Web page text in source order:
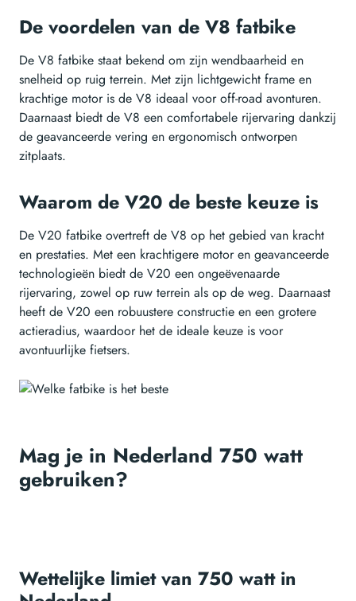
De voordelen van de V8 fatbike
De V8 fatbike staat bekend om zijn wendbaarheid en
snelheid op ruig terrein. Met zijn lichtgewicht frame en
krachtige motor is de V8 ideaal voor off-road avonturen.
Daarnaast biedt de V8 een comfortabele rijervaring dankzij
de geavanceerde vering en ergonomisch ontworpen
zitplaats.
Waarom de V20 de beste keuze is
De V20 fatbike overtreft de V8 op het gebied van kracht
en prestaties. Met een krachtigere motor en geavanceerde
technologieën biedt de V20 een ongeëvenaarde
rijervaring, zowel op ruw terrein als op de weg. Daarnaast
heeft de V20 een robuustere constructie en een grotere
actieradius, waardoor het de ideale keuze is voor
avontuurlijke fietsers.
Mag je in Nederland 750 watt
gebruiken?
Wettelijke limiet van 750 watt in